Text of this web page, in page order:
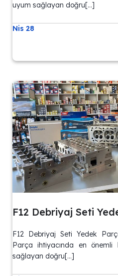
uyum sağlayan doğru[…]
Nis 28
F12 Debriyaj Seti
F12 Debriyaj Seti Yedek
Parça ihtiyacında en önemli
sağlayan doğru[…]